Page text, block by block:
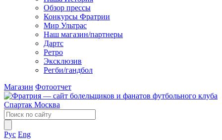
Обзор прессы
Конкурсы Фратрии
Мир Ультрас
Наш магазин/партнеры
Дартс
Ретро
Эксклюзив
Регби/гандбол
Магазин Фотоотчет
Рус Eng